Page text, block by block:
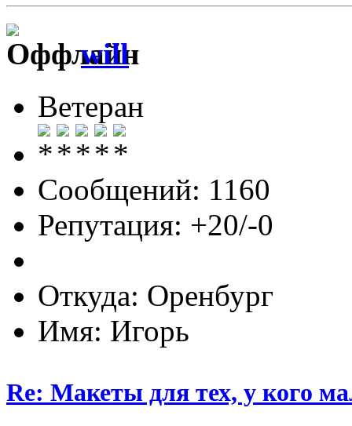
will
Ветеран
Сообщений: 1160
Репутация: +20/-0
Откуда: Оренбург
Имя: Игорь
Re: Макеты для тех, у кого